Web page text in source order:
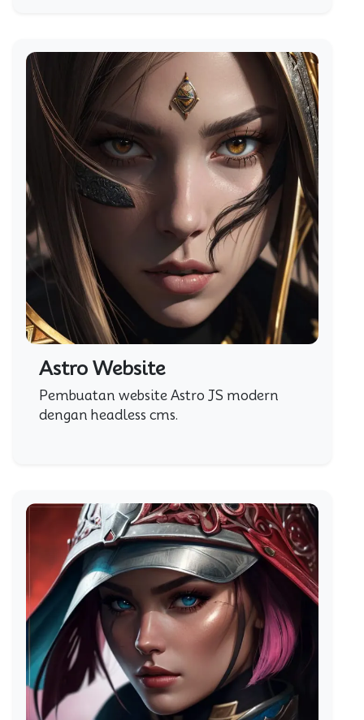
Astro Website
Pembuatan website Astro JS modern
dengan headless cms.